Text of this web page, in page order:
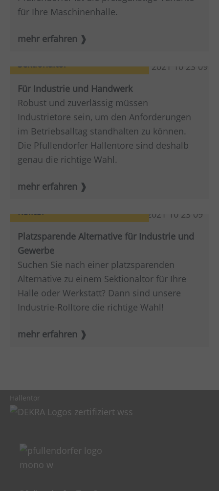
für Ihre Maschinenhalle.
mehr erfahren
Sektionaltor
Für Industrie und Handwerk
Robust und zuverlässig müssen
Industrietore sein, um den Anforderungen
im Betriebsalltag standhalten zu können.
Die Pfullendorfer Hallentore sind deshalb
genau die richtige Wahl.
mehr erfahren
Rolltor
Platzsparende Alternative für Industrie und
Gewerbe
Suchen Sie nach einer platzsparenden
Alternative zu einem Sektionaltor für Ihre
Halle oder Werkstatt? Dann sind unsere
Industrie-Rolltore die richtige Wahl!
mehr erfahren
Hallentor